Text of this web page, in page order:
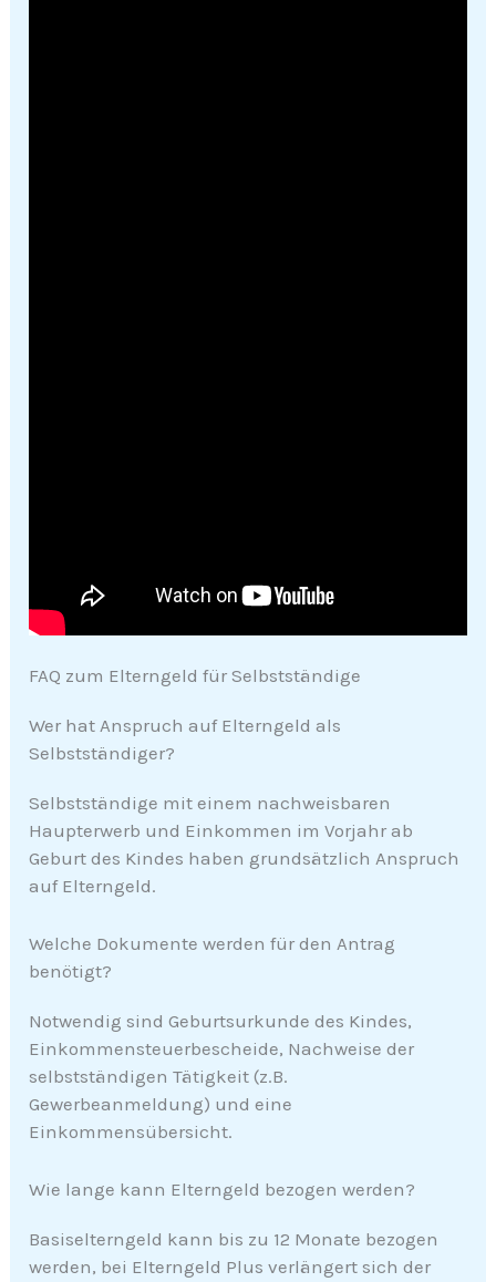
FAQ zum Elterngeld für Selbstständige
Wer hat Anspruch auf Elterngeld als
Selbstständiger?
Selbstständige mit einem nachweisbaren
Haupterwerb und Einkommen im Vorjahr ab
Geburt des Kindes haben grundsätzlich Anspruch
auf Elterngeld.
Welche Dokumente werden für den Antrag
benötigt?
Notwendig sind Geburtsurkunde des Kindes,
Einkommensteuerbescheide, Nachweise der
selbstständigen Tätigkeit (z.B.
Gewerbeanmeldung) und eine
Einkommensübersicht.
Wie lange kann Elterngeld bezogen werden?
Basiselterngeld kann bis zu 12 Monate bezogen
werden, bei Elterngeld Plus verlängert sich der